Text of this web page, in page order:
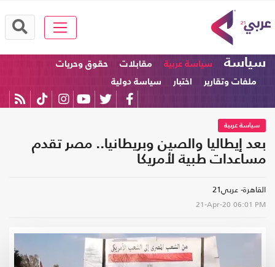
سياسة سياسة عربية مقابلات
حقوق وحريات
ملفات وتقارير
اختبار سياسة دولية
سياسة عربية
بعد إيطاليا والصين وبريطانيا.. مصر تقدم
مساعدات طبية لأمريكا
القاهرة- عربي21
21-Apr-20 06:01 PM